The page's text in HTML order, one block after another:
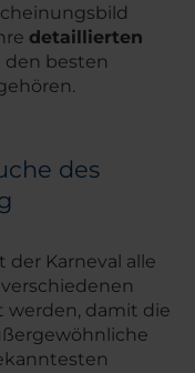
detaillierten
den besten
des
der Karneval alle
werden, damit die